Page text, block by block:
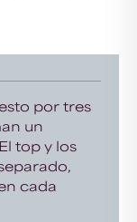
por tres
un
top y los
cada